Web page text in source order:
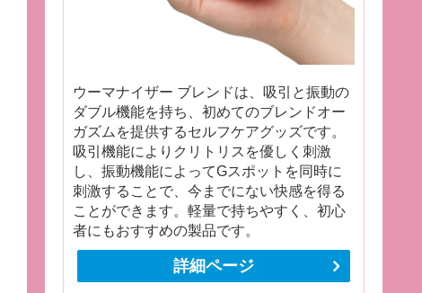
ウーマナイザー ブレンドは、吸引と振動の
ダブル機能を持ち、初めてのブレンドオー
ガズムを提供するセルフケアグッズです。
吸引機能によりクリトリスを優しく刺激
し、振動機能によってGスポットを同時に
刺激することで、今までにない快感を得る
ことができます。軽量で持ちやすく、初心
者にもおすすめの製品です。
詳細ページ